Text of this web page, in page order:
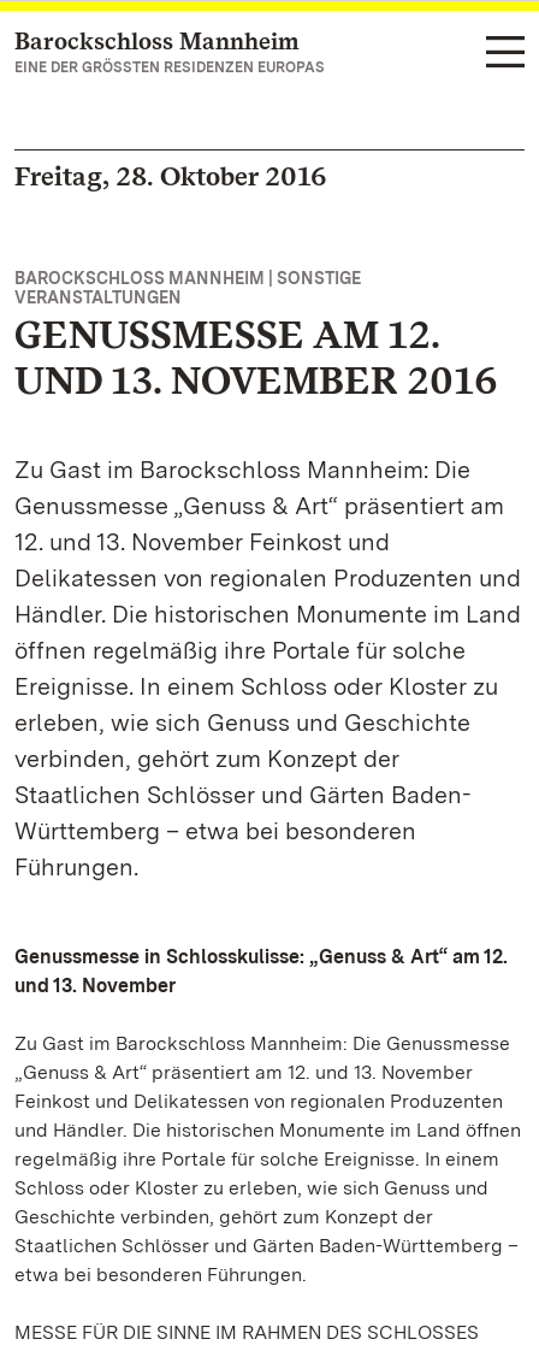
Zum Hauptinhalt springen
Barockschloss Mannheim
EINE DER GRÖSSTEN RESIDENZEN EUROPAS
Freitag, 28. Oktober 2016
BAROCKSCHLOSS MANNHEIM | SONSTIGE
VERANSTALTUNGEN
GENUSSMESSE AM 12.
UND 13. NOVEMBER 2016
Zu Gast im Barockschloss Mannheim: Die
Genussmesse „Genuss & Art“ präsentiert am
12. und 13. November Feinkost und
Delikatessen von regionalen Produzenten und
Händler. Die historischen Monumente im Land
öffnen regelmäßig ihre Portale für solche
Ereignisse. In einem Schloss oder Kloster zu
erleben, wie sich Genuss und Geschichte
verbinden, gehört zum Konzept der
Staatlichen Schlösser und Gärten Baden-
Württemberg – etwa bei besonderen
Führungen.
Genussmesse in Schlosskulisse: „Genuss & Art“ am 12.
und 13. November
Zu Gast im Barockschloss Mannheim: Die Genussmesse
„Genuss & Art“ präsentiert am 12. und 13. November
Feinkost und Delikatessen von regionalen Produzenten
und Händler. Die historischen Monumente im Land öffnen
regelmäßig ihre Portale für solche Ereignisse. In einem
Schloss oder Kloster zu erleben, wie sich Genuss und
Geschichte verbinden, gehört zum Konzept der
Staatlichen Schlösser und Gärten Baden-Württemberg –
etwa bei besonderen Führungen.
MESSE FÜR DIE SINNE IM RAHMEN DES SCHLOSSES